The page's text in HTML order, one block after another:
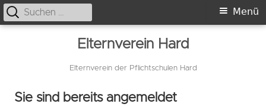
Elternverein Hard
Elternverein der Pflichtschulen Hard
Primäres
Menü
Suche
nach:
Sie sind bereits angemeldet